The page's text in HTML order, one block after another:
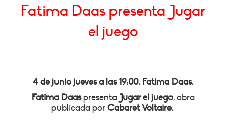
Fatima Daas presenta Jugar
el juego
4 de junio jueves a las 19:00. Fatima Daas.
Fatima Daaspresenta Jugar el juego, obra
publicada porCabaret Voltaire.